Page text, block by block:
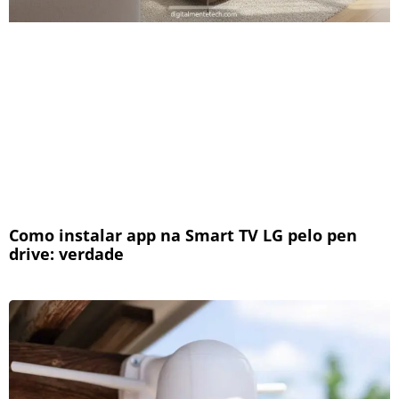
Como instalar app na Smart TV LG pelo pen
drive: verdade